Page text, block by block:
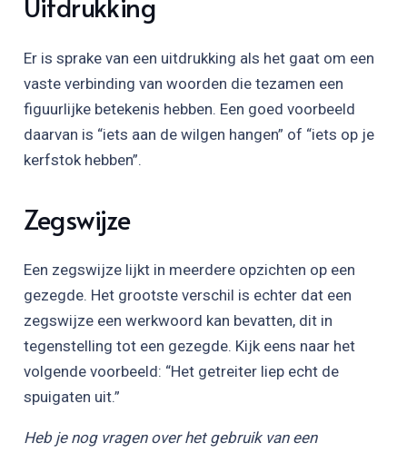
Er is sprake van een uitdrukking als het gaat om een
vaste verbinding van woorden die tezamen een
figuurlijke betekenis hebben. Een goed voorbeeld
daarvan is “iets aan de wilgen hangen” of “iets op je
kerfstok hebben”.
Zegswijze
Een zegswijze lijkt in meerdere opzichten op een
gezegde. Het grootste verschil is echter dat een
zegswijze een werkwoord kan bevatten, dit in
tegenstelling tot een gezegde. Kijk eens naar het
volgende voorbeeld: “Het getreiter liep echt de
spuigaten uit.”
Heb je nog vragen over het gebruik van een